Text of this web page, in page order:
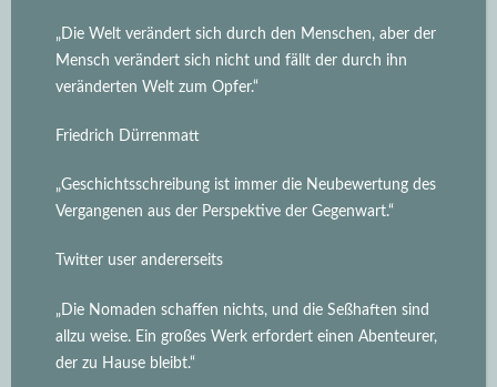
„Die Welt verändert sich durch den Menschen, aber der
Mensch verändert sich nicht und fällt der durch ihn
veränderten Welt zum Opfer.“
Friedrich Dürrenmatt
„Geschichtsschreibung ist immer die Neubewertung des
Vergangenen aus der Perspektive der Gegenwart.“
Twitter user andererseits
„Die Nomaden schaffen nichts, und die Seßhaften sind
allzu weise. Ein großes Werk erfordert einen Abenteurer,
der zu Hause bleibt.“